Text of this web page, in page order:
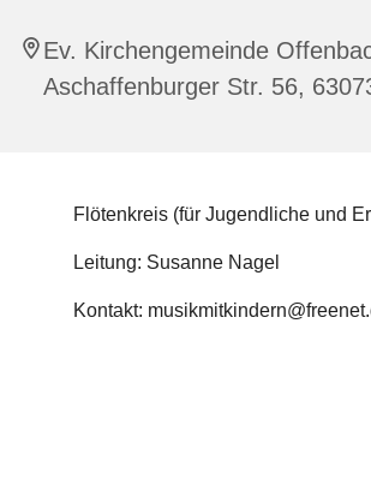
Ev. Kirchengemeinde
Aschaffenburger Str. 56,
Flötenkreis (für Jugendliche und
Leitung: Susanne Nagel
Kontakt: